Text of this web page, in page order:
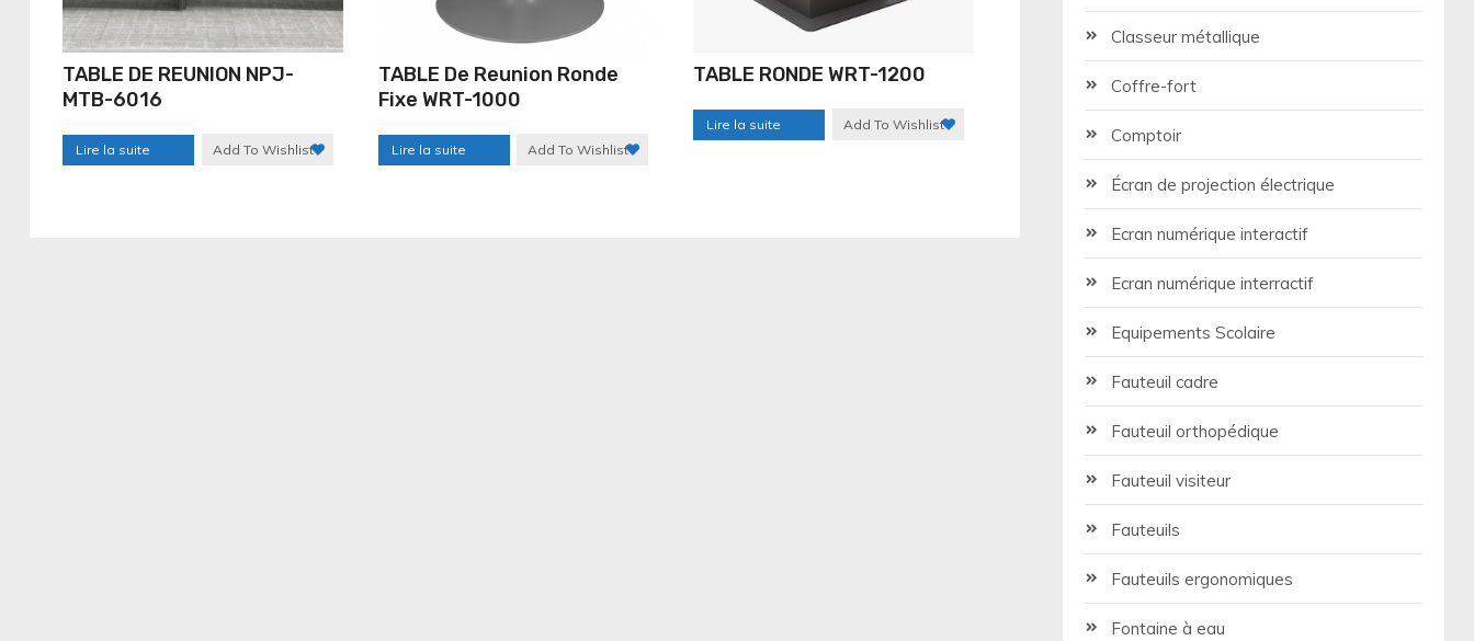
TABLE DE REUNION NPJ-
MTB-6016
Lire la suite Add To Wishlist
TABLE De Reunion Ronde
Fixe WRT-1000
Lire la suite Add To Wishlist
TABLE RONDE WRT-1200
Lire la suite Add To Wishlist
Classeur métallique
Coffre-fort
Comptoir
Écran de projection électrique
Ecran numérique interactif
Ecran numérique interractif
Equipements Scolaire
Fauteuil cadre
Fauteuil orthopédique
Fauteuil visiteur
Fauteuils
Fauteuils ergonomiques
Fontaine à eau